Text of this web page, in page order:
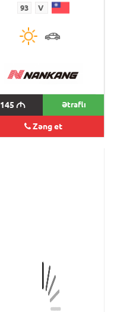
93 V
145 M Ətraflı
Zəng et
Ecsta PS71